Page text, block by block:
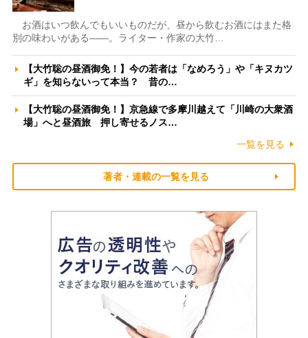
お酒はいつ飲んでもいいものだが、昼から飲むお酒にはまた格
別の味わいがある――。ライター・作家の大竹…
【大竹聡の昼酒御免！】今の若者は「なめろう」や「キヌカツ
ギ」を知らないって本当？ 昔の…
【大竹聡の昼酒御免！】京急線で多摩川越えて「川崎の大衆酒
場」へと昼酒旅 押し寄せるノス…
一覧を見る
著者・連載の一覧を見る